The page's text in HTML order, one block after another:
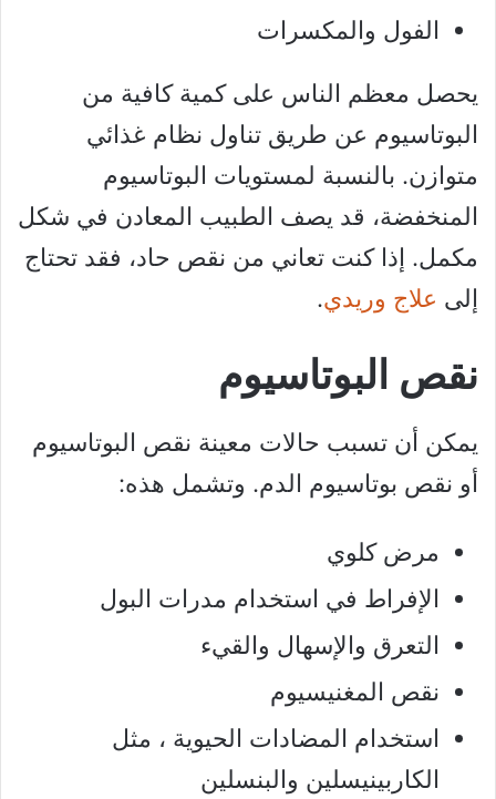
الفول والمكسرات
يحصل معظم الناس على كمية كافية من
البوتاسيوم عن طريق تناول نظام غذائي
متوازن. بالنسبة لمستويات البوتاسيوم
المنخفضة، قد يصف الطبيب المعادن في شكل
مكمل. إذا كنت تعاني من نقص حاد، فقد تحتاج
إلى علاج وريدي.
نقص البوتاسيوم
يمكن أن تسبب حالات معينة نقص البوتاسيوم
أو نقص بوتاسيوم الدم. وتشمل هذه:
مرض كلوي
الإفراط في استخدام مدرات البول
التعرق والإسهال والقيء
نقص المغنيسيوم
استخدام المضادات الحيوية ، مثل
الكاربينيسلين والبنسلين